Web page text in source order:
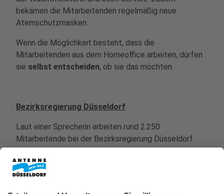
bekämen die Mitarbeitenden regelmäßig neue
Atemschutzmasken.
Wenn die Möglichkeit besteht, dass die
Mitarbeitenden aus dem Homeoffice arbeiten, dürfen
sie selbst entscheiden, ob sie das möchten.
Bezirksregierung Düsseldorf
Laut einer Sprecherin arbeiten rund 2.250
Mitarbeitende bei der Bezirksregierung Düsseldorf.
Alle Mitarbeitenden haben die Möglichkeit aus dem
Homeoffice zu arbeiten, sofern dies möglich ist.